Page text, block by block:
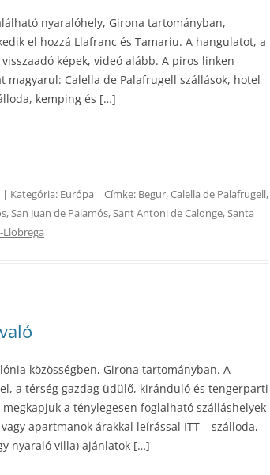
nyaralóhely, Girona tartományban,
el hozzá Llafranc és Tamariu. A hangulatot, a
képek, videó alább. A piros linken
magyarul: Calella de Palafrugell szállások, hotel
kemping és […]
| Kategória: Európa | Címke: Begur,Calella de Palafrugell,
,San Juan de Palamós,Sant Antoni de Calonge,Santa
Llobrega
közösségben, Girona tartományban. A
a térség gazdag üdülő, kiránduló és tengerparti
a ténylegesen foglalható szálláshelyek
apartmanok árakkal leírással ITT – szálloda,
nyaraló villa) ajánlatok […]